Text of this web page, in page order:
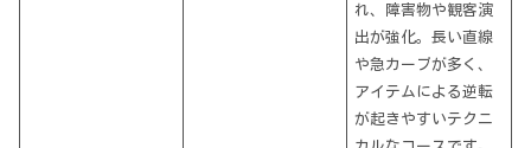
れ、障害物や観客演
出が強化。長い直線
や急カーブが多く、
アイテムによる逆転
が起きやすいテクニ